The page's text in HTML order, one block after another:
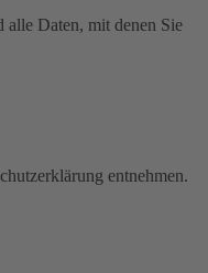
alle Daten, mit denen Sie
entnehmen.